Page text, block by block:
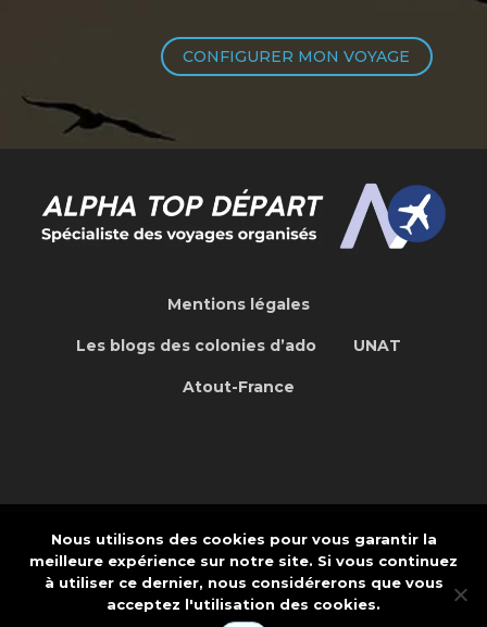
CONFIGURER MON VOYAGE
Mentions légales
Les blogs des colonies d’ado UNAT
Atout-France
Concepteur de site Web Internet et
Application: CREAPTE.COM
Nous utilisons des cookies pour vous garantir la
meilleure expérience sur notre site. Si vous continuez
à utiliser ce dernier, nous considérerons que vous
acceptez l'utilisation des cookies.